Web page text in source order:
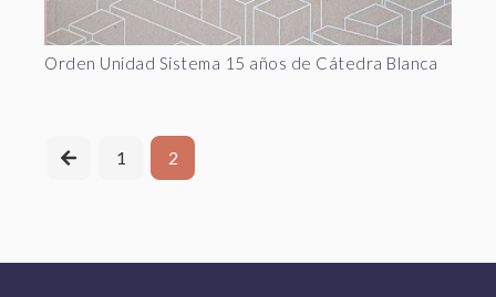
Orden Unidad Sistema 15 años de Cátedra Blanca
1 2